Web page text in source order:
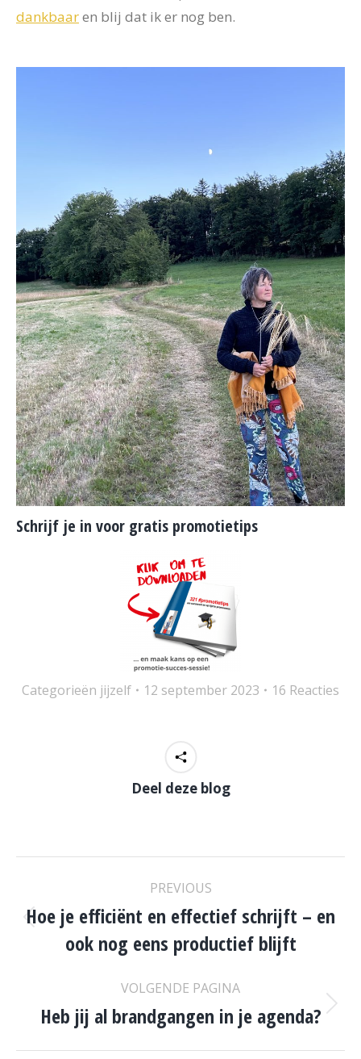
dankbaaren blij dat ik er nog ben.
Schrijf je in voor gratis promotietips
Categorieën jijzelf 12 september 2023 16 Reacties
Deel deze blog
NAVIGATION
PREVIOUS
Previous
post:
Hoe je efficiënt en effectief schrijft – en
ook nog eens productief blijft
VOLGENDE PAGINA
Volgende
Heb jij al brandgangen in je agenda?